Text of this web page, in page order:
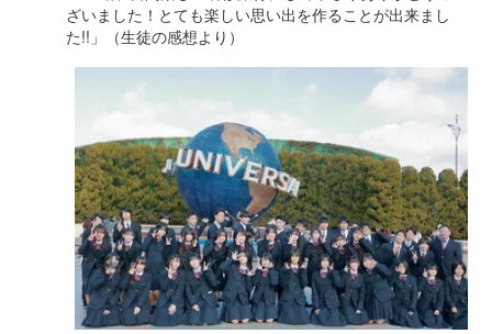
ざいました！とても楽しい思い出を作ることが出来まし
た!!」（生徒の感想より）